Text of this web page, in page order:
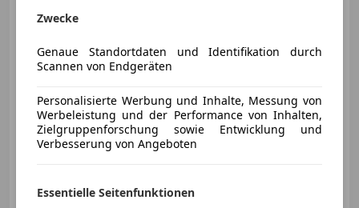
Zwecke
Genaue Standortdaten und Identifikation durch
Scannen von Endgeräten
Personalisierte Werbung und Inhalte, Messung von
Werbeleistung und der Performance von Inhalten,
Zielgruppenforschung sowie Entwicklung und
Verbesserung von Angeboten
Essentielle Seitenfunktionen